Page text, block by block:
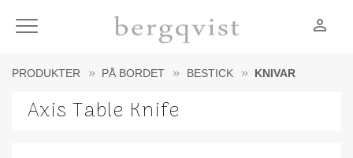
Meny person_outline
PRODUKTER PÅ BORDET BESTICK KNIVAR
Axis Table Knife